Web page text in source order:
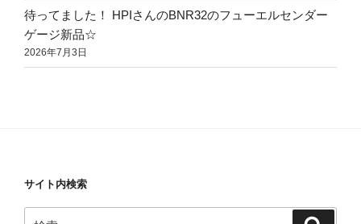
待ってました！ HPIさんのBNR32のフューエルセンダー
ゲージ新品☆
2026年7月3日
サイト内検索